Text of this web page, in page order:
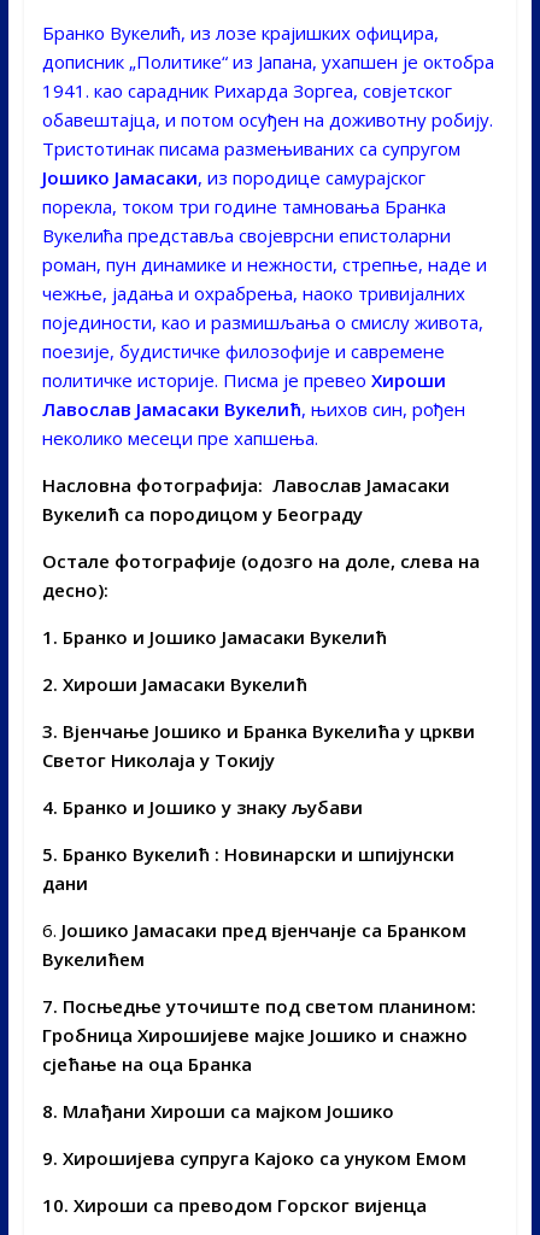
Бранко Вукелић, из лозе крајишких официра,
дописник „Политике“ из Јапана, ухапшен је октобра
1941. као сарадник Рихарда Зоргеа, совјетског
обавештајца, и потом осуђен на доживотну робију.
Тристотинак писама размењиваних са супругом
Јошико Јамасаки, из породице самурајског
порекла, током три године тамновања Бранка
Вукелића представља својеврсни епистоларни
роман, пун динамике и нежности, стрепње, наде и
чежње, јадања и охрабрења, наоко тривијалних
појединости, као и размишљања о смислу живота,
поезије, будистичке филозофије и савремене
политичке историје. Писма је превео Хироши
Лавослав Јамасаки Вукелић, њихов син, рођен
неколико месеци пре хапшења.
Насловна фотографија: Лавослав Јамасаки
Вукелић са породицом у Београду
Остале фотографије (одозго на доле, слева на
десно):
1. Бранко и Јошико Јамасаки Вукелић
2. Хироши Јамасаки Вукелић
3. Вјенчање Јошико и Бранка Вукелића у цркви
Светог Николаја у Токију
4. Бранко и Јошико у знаку љубави
5. Бранко Вукелић : Новинарски и шпијунски
дани
6. Јошико Јамасаки пред вјенчанје са Бранком
Вукелићем
7. Посњедње уточиште под светом планином:
Гробница Хирошијеве мајке Јошико и снажно
сјећање на оца Бранка
8. Млађани Хироши са мајком Јошико
9. Хирошијева супруга Кајоко са унуком Емом
10. Хироши са преводом Горског вијенца